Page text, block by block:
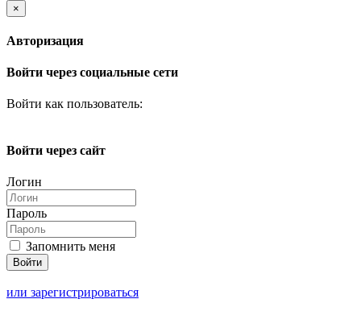
×
Авторизация
Войти через социальные сети
Войти как пользователь:
Войти через сайт
Логин
Пароль
Запомнить меня
или зарегистрироваться